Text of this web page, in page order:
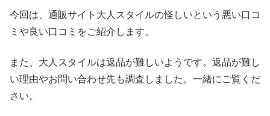
今回は、通販サイト大人スタイルの怪しいという悪い口コ
ミや良い口コミをご紹介します。
また、大人スタイルは返品が難しいようです。返品が難し
い理由やお問い合わせ先も調査しました。一緒にご覧くだ
さい。